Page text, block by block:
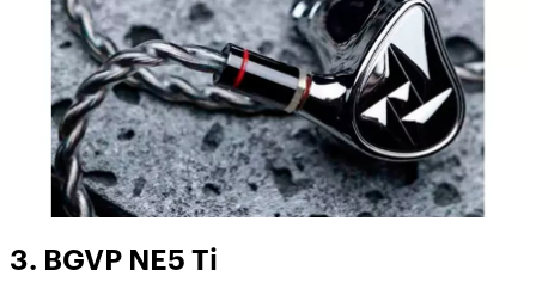
3. BGVP NE5 Ti